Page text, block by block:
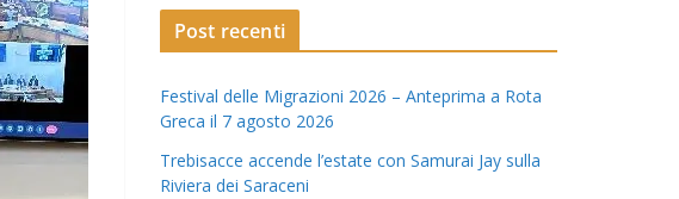
Post recenti
Festival delle Migrazioni 2026 – Anteprima a Rota
Greca il 7 agosto 2026
Trebisacce accende l’estate con Samurai Jay sulla
Riviera dei Saraceni